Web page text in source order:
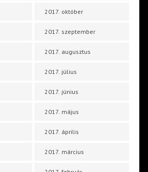
2017. október
2017. szeptember
2017. augusztus
2017. július
2017. június
2017. május
2017. április
2017. március